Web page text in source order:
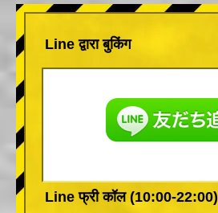
Line द्वारा बुकिंग
Line फ्री कॉल (10:00-22:00)